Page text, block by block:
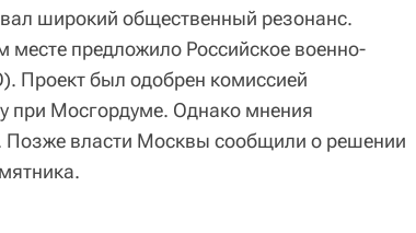
широкий общественный резонанс.
месте предложило Российское военно-
Проект был одобрен комиссией
при Мосгордуме. Однако мнения
Позже власти Москвы сообщили о решении